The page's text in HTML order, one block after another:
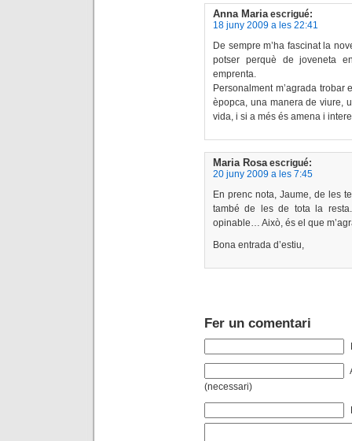
Anna Maria escrigué:
18 juny 2009 a les 22:41
De sempre m’ha fascinat la
potser perquè de joveneta
emprenta.
Personalment m’agrada trobar
èpopca, una manera de viure,
vida, i si a més és amena i
Maria Rosa escrigué:
20 juny 2009 a les 7:45
En prenc nota, Jaume, de les
també de les de tota la
opinable… Això, és el que
Bona entrada d’estiu,
Fer un comentari
(necessari)